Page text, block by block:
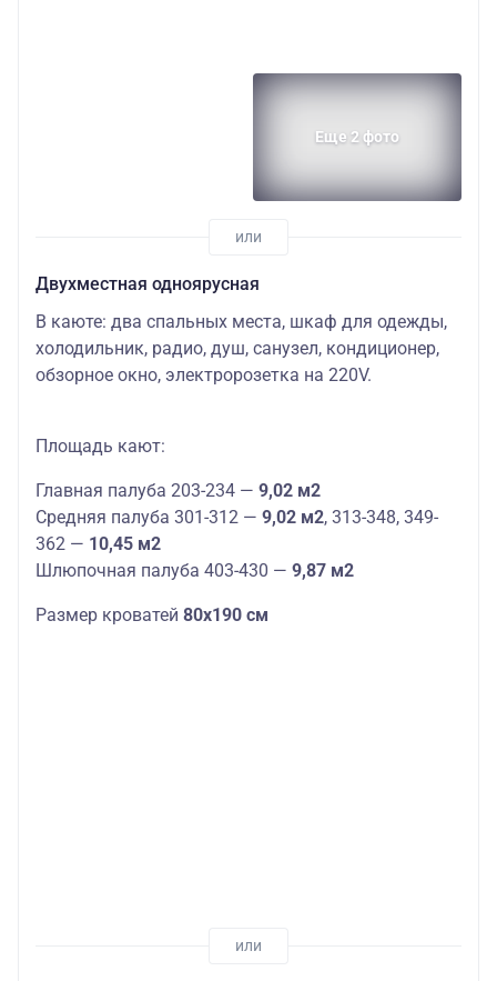
Еще 2 фото
Двухместная одноярусная
В каюте: два спальных места, шкаф для одежды,
холодильник, радио, душ, санузел, кондиционер,
обзорное окно, электророзетка на 220V.
Площадь кают:
Главная палуба 203-234 — 9,02 м2
Средняя палуба 301-312 — 9,02 м2, 313-348, 349-
362 — 10,45 м2
Шлюпочная палуба 403-430 — 9,87 м2
Размер кроватей 80х190 см